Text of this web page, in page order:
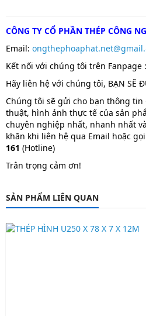
CÔNG TY CỔ PHẦN THÉP CÔNG
Email:
Kết nối với chúng tôi trên Fanpage :
Hãy liên hệ với chúng tôi, BẠN SẼ
Chúng tôi sẽ gửi cho bạn thông tin
thuật, hình ảnh thực tế của sản
chuyên nghiệp nhất, nhanh nhất
khăn khi liên hệ qua Email hoặc
161 (Hotline)
Trân trọng cảm ơn!
SẢN PHẨM LIÊN QUAN